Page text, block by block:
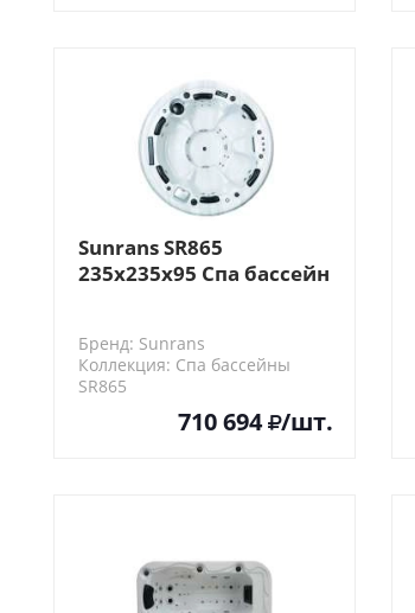
Sunrans SR865
235х235х95 Спа бассейн
Бренд: Sunrans
Коллекция: Спа бассейны
SR865
710 694 /шт.